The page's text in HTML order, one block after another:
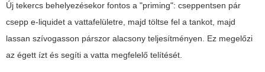
Új tekercs behelyezésekor fontos a "priming": cseppentsen pár
csepp e‑liquidet a vattafelületre, majd töltse fel a tankot, majd
lassan szívogasson párszor alacsony teljesítményen. Ez megelőzi
az égett ízt és segíti a vatta megfelelő telítését.